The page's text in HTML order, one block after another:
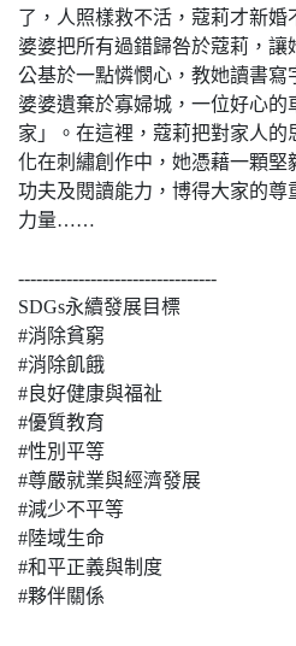
了，人照樣救不活，蔻莉才新婚
婆婆把所有過錯歸咎於蔻莉，
公基於一點憐憫心，教她讀書
婆婆遺棄於寡婦城，一位好心的
家」。在這裡，蔻莉把對家人
化在刺繡創作中，她憑藉一顆
功夫及閱讀能力，博得大家的尊
力量……
---------------------------------
SDGs永續發展目標
#消除貧窮
#消除飢餓
#良好健康與福祉
#優質教育
#性別平等
#尊嚴就業與經濟發展
#減少不平等
#陸域生命
#和平正義與制度
#夥伴關係